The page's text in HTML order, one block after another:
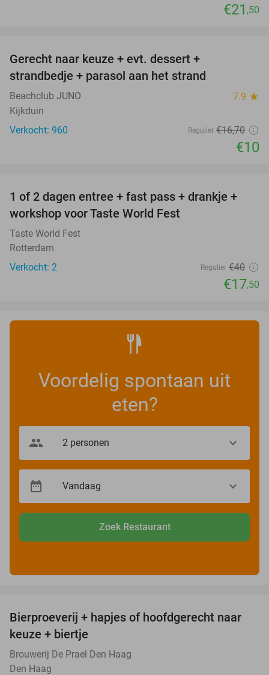
€21 ,50
Gerecht naar keuze + evt. dessert +
strandbedje + parasol aan het strand
Beachclub JUNO 7.9 star
Kijkduin
Verkocht: 960
Regulier €16,70
€10
56%
TODAY
1 of 2 dagen entree + fast pass + drankje +
workshop voor Taste World Fest
Taste World Fest
Rotterdam
Verkocht: 2
Regulier €40
€17,50
Voordelig spontaan uit
eten?
Zoek Restaurant
40%
Bierproeverij + hapjes of hoofdgerecht naar
keuze + biertje
Brouwerij De Prael Den Haag
Den Haag